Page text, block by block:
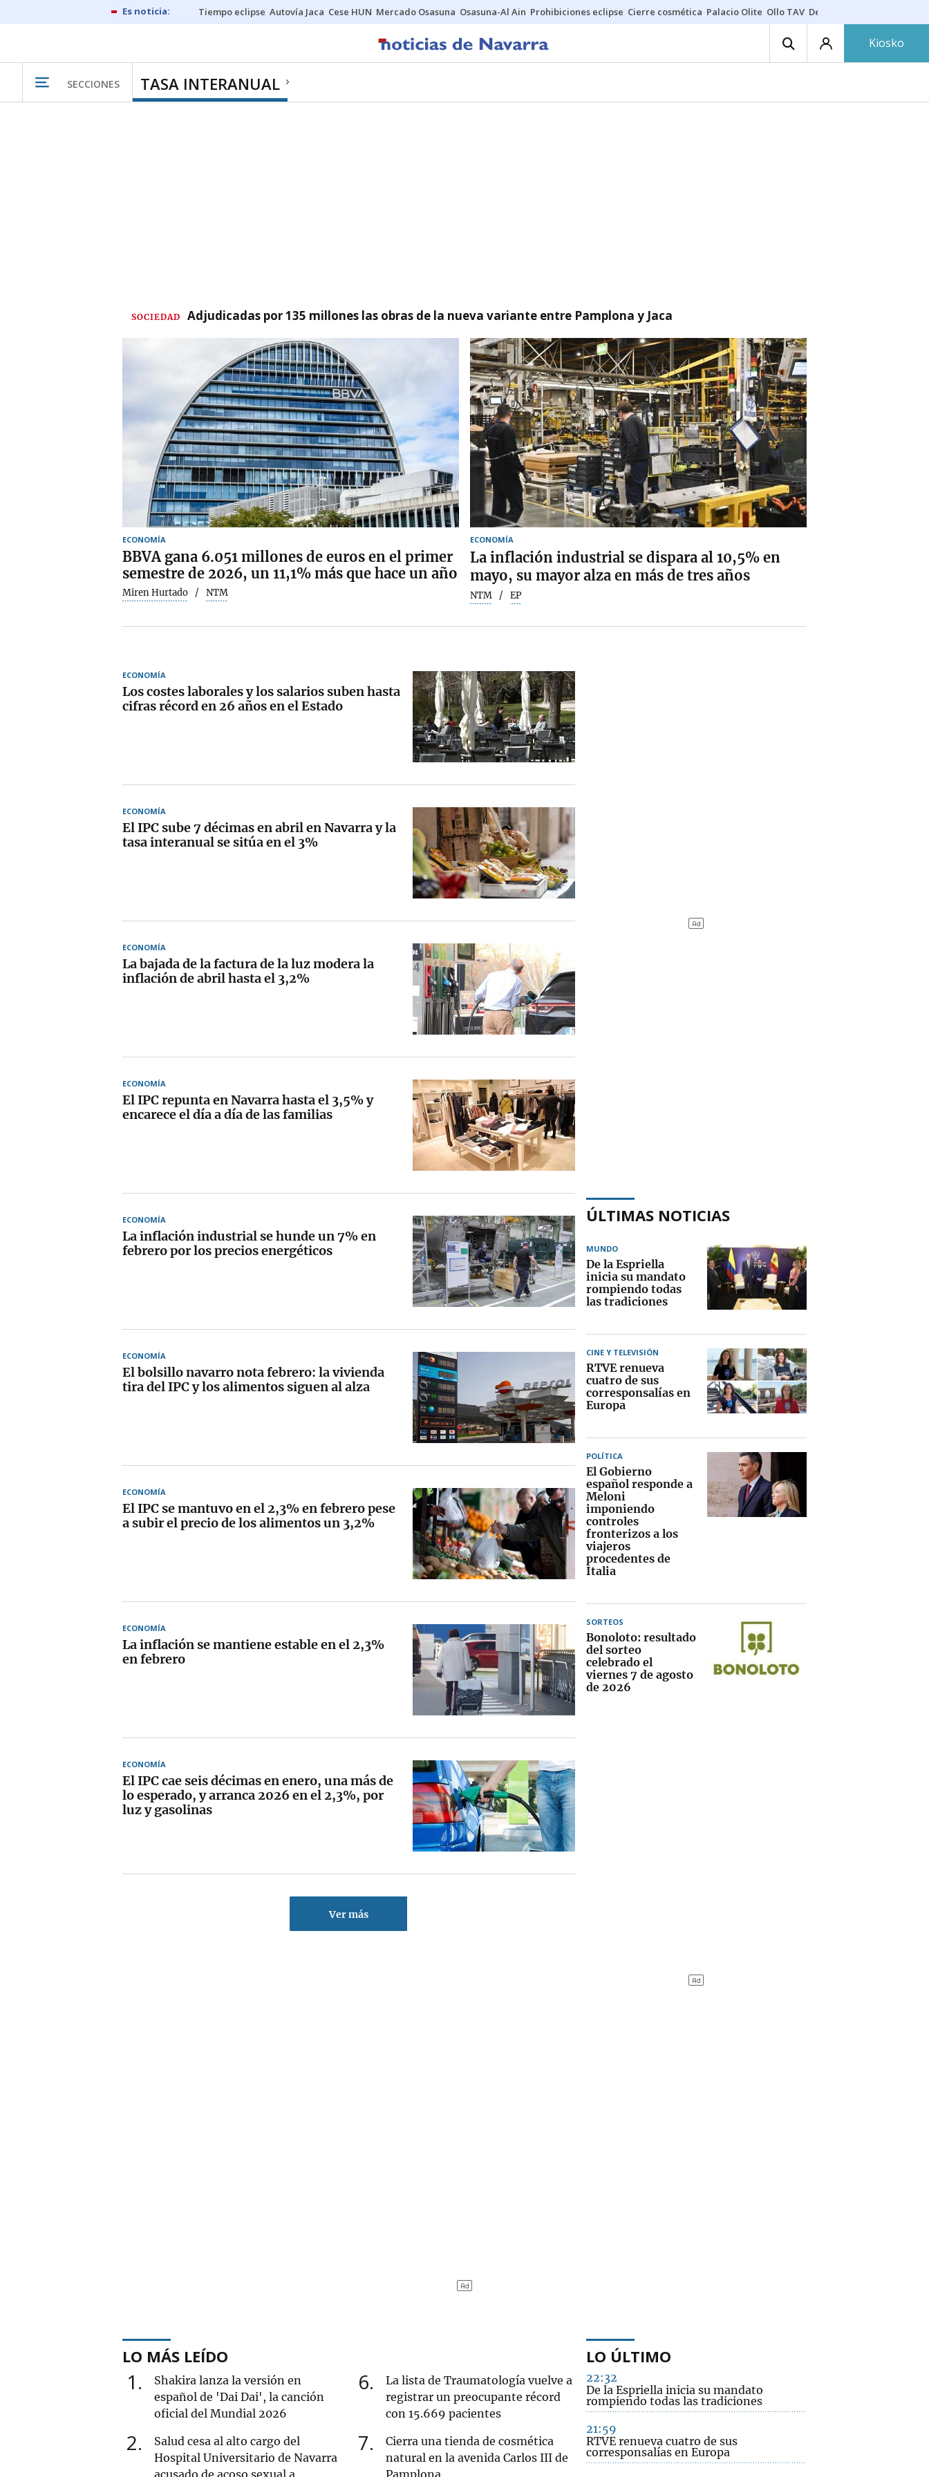
Tiempo eclipse Autovía Jaca Cese HUN Mercado Osasuna Osasuna-Al Ain Prohibiciones eclipse Cierre cosmética Palacio Olite Ollo TAV Derrama vecinos
Kiosko
SECCIONES TASA INTERANUAL
SOCIEDAD Adjudicadas por 135 millones las obras de la nueva variante entre Pamplona y Jaca
ECONOMÍA
BBVA gana 6.051 millones de euros en el primer
semestre de 2026, un 11,1% más que hace un año
Miren Hurtado NTM
ECONOMÍA
La inflación industrial se dispara al 10,5% en
mayo, su mayor alza en más de tres años
NTM EP
ECONOMÍA
Los costes laborales y los salarios suben hasta
cifras récord en 26 años en el Estado
ECONOMÍA
El IPC sube 7 décimas en abril en Navarra y la
tasa interanual se sitúa en el 3%
ECONOMÍA
La bajada de la factura de la luz modera la
inflación de abril hasta el 3,2%
ECONOMÍA
El IPC repunta en Navarra hasta el 3,5% y
encarece el día a día de las familias
ECONOMÍA
La inflación industrial se hunde un 7% en
febrero por los precios energéticos
ECONOMÍA
El bolsillo navarro nota febrero: la vivienda
tira del IPC y los alimentos siguen al alza
ECONOMÍA
El IPC se mantuvo en el 2,3% en febrero pese
a subir el precio de los alimentos un 3,2%
ECONOMÍA
La inflación se mantiene estable en el 2,3%
en febrero
ECONOMÍA
El IPC cae seis décimas en enero, una más de
lo esperado, y arranca 2026 en el 2,3%, por
luz y gasolinas
Ver más
ÚLTIMAS NOTICIAS
MUNDO
De la Espriella
inicia su mandato
rompiendo todas
las tradiciones
CINE Y TELEVISIÓN
RTVE renueva
cuatro de sus
corresponsalías en
Europa
POLÍTICA
El Gobierno
español responde a
Meloni
imponiendo
controles
fronterizos a los
viajeros
procedentes de
Italia
SORTEOS
Bonoloto: resultado
del sorteo
celebrado el
viernes 7 de agosto
de 2026
LO MÁS LEÍDO
1
Shakira lanza la versión en
español de 'Dai Dai', la canción
oficial del Mundial 2026
2
Salud cesa al alto cargo del
Hospital Universitario de Navarra
acusado de acoso sexual a
6
La lista de Traumatología vuelve a
registrar un preocupante récord
con 15.669 pacientes
7
Cierra una tienda de cosmética
natural en la avenida Carlos III de
Pamplona
LO ÚLTIMO
22:32
De la Espriella inicia su mandato
rompiendo todas las tradiciones
21:59
RTVE renueva cuatro de sus
corresponsalías en Europa